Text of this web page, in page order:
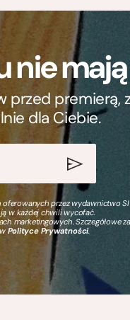
nie
premierą,
dla Ciebie.
przez wydawnictwo
w każdej chwili wycofać.
marketingowych. Szczegółowe
Polityce Prywatności.